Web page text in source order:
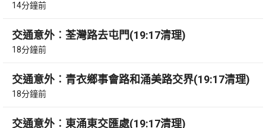
14分鐘前
交通意外︰荃灣路去屯門(19:17清理)
18分鐘前
交通意外︰青衣鄉事會路和涌美路交界(19:17清理)
18分鐘前
交通意外︰東涌東交匯處(19:17清理)